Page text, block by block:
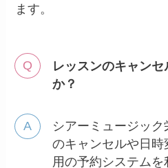
ます。
レッスンのキャン
か？
シアーミュージッ
のキャンセルや日
用の予約システム